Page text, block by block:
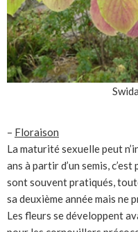
– Floraison
La maturité sexuelle peut
ans à partir d’un semis,
sont souvent pratiqués,
sa deuxième année mais ne
Les fleurs se développent